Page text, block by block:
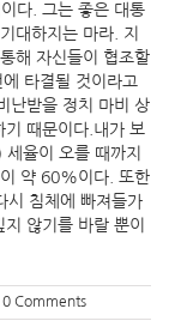
다. 그는 좋은 대통
대하지는 마라. 지
해 자신들이 협조할
타결될 것이라고
난받을 정치 마비 상
기 때문이다.내가 보
율이 오를 때까지
약 60%이다. 또한
시 침체에 빠져들가
않기를 바랄 뿐이
0 Comments